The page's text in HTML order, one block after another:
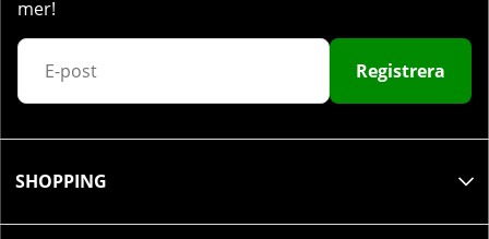
mer!
Registrera
SHOPPING